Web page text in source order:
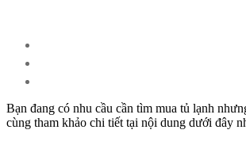
Bạn đang có nhu cầu cần tìm mua tủ lạnh
cùng tham khảo chi tiết tại nội dung dưới đây